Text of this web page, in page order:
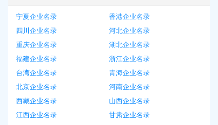
宁夏企业名录
香港企业名录
四川企业名录
河北企业名录
重庆企业名录
湖北企业名录
福建企业名录
浙江企业名录
台湾企业名录
青海企业名录
北京企业名录
河南企业名录
西藏企业名录
山西企业名录
江西企业名录
甘肃企业名录